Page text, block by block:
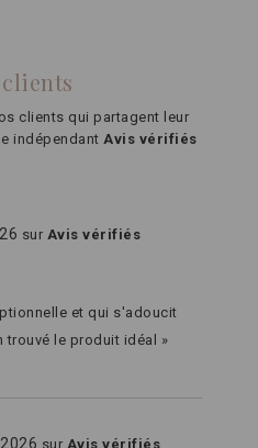
clients qui partagent leur
indépendant Avis vérifiés
sur Avis vérifiés
et qui s'adoucit
trouvé le produit idéal »
sur Avis vérifiés